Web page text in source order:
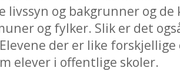
livssyn og bakgrunner og
og fylker. Slik er det
der er like
elever i offentlige skoler.